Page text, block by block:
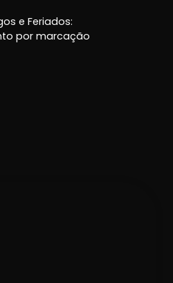
e Feriados:
por marcação